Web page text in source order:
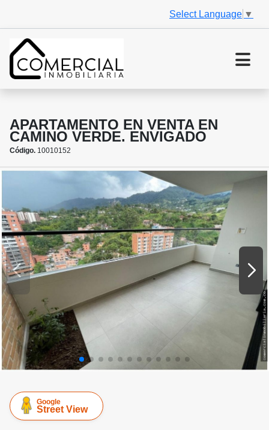
Select Language ▼
APARTAMENTO EN VENTA EN
CAMINO VERDE. ENVIGADO
Código. 10010152
Google
Street View